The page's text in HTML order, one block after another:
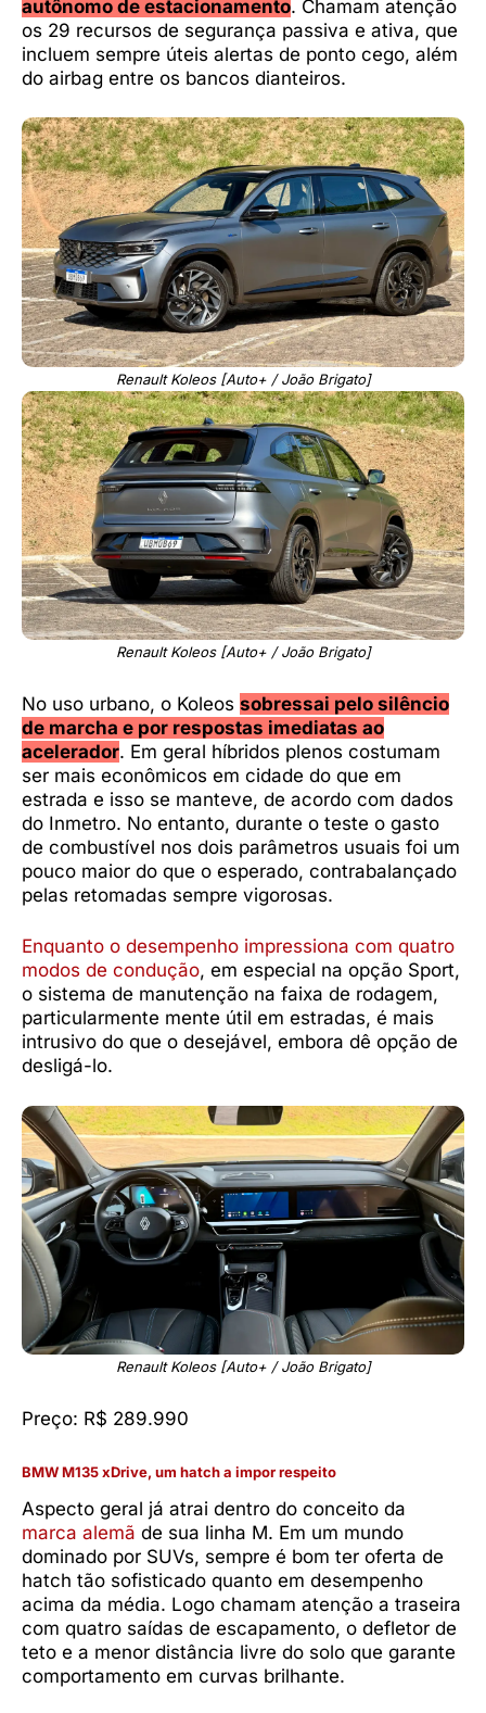
autônomo de estacionamento. Chamam atenção
os 29 recursos de segurança passiva e ativa, que
incluem sempre úteis alertas de ponto cego, além
do airbag entre os bancos dianteiros.
Renault Koleos [Auto+ / João Brigato]
Renault Koleos [Auto+ / João Brigato]
No uso urbano, o Koleos sobressai pelo silêncio
de marcha e por respostas imediatas ao
acelerador. Em geral híbridos plenos costumam
ser mais econômicos em cidade do que em
estrada e isso se manteve, de acordo com dados
do Inmetro. No entanto, durante o teste o gasto
de combustível nos dois parâmetros usuais foi um
pouco maior do que o esperado, contrabalançado
pelas retomadas sempre vigorosas.
Enquanto o desempenho impressiona com quatro
modos de condução, em especial na opção Sport,
o sistema de manutenção na faixa de rodagem,
particularmente mente útil em estradas, é mais
intrusivo do que o desejável, embora dê opção de
desligá-lo.
Renault Koleos [Auto+ / João Brigato]
Preço: R$ 289.990
BMW M135 xDrive, um hatch a impor respeito
Aspecto geral já atrai dentro do conceito da
marca alemã de sua linha M. Em um mundo
dominado por SUVs, sempre é bom ter oferta de
hatch tão sofisticado quanto em desempenho
acima da média. Logo chamam atenção a traseira
com quatro saídas de escapamento, o defletor de
teto e a menor distância livre do solo que garante
comportamento em curvas brilhante.